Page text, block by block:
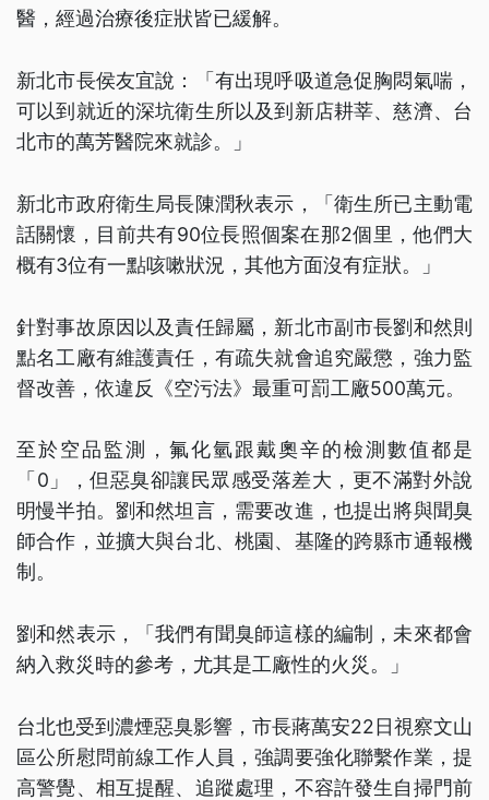
醫，經過治療後症狀皆已緩解。
新北市長侯友宜說：「有出現呼吸道急促胸悶氣喘，
可以到就近的深坑衛生所以及到新店耕莘、慈濟、台
北市的萬芳醫院來就診。」
新北市政府衛生局長陳潤秋表示，「衛生所已主動電
話關懷，目前共有90位長照個案在那2個里，他們大
概有3位有一點咳嗽狀況，其他方面沒有症狀。」
針對事故原因以及責任歸屬，新北市副市長劉和然則
點名工廠有維護責任，有疏失就會追究嚴懲，強力監
督改善，依違反《空污法》最重可罰工廠500萬元。
至於空品監測，氟化氫跟戴奧辛的檢測數值都是
「0」，但惡臭卻讓民眾感受落差大，更不滿對外說
明慢半拍。劉和然坦言，需要改進，也提出將與聞臭
師合作，並擴大與台北、桃園、基隆的跨縣市通報機
制。
劉和然表示，「我們有聞臭師這樣的編制，未來都會
納入救災時的參考，尤其是工廠性的火災。」
台北也受到濃煙惡臭影響，市長蔣萬安22日視察文山
區公所慰問前線工作人員，強調要強化聯繫作業，提
高警覺、相互提醒、追蹤處理，不容許發生自掃門前